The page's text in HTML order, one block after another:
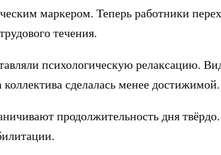
маркером. Теперь работники
течения.
психологическую релаксацию.
сделалась менее достижимой.
продолжительность дня